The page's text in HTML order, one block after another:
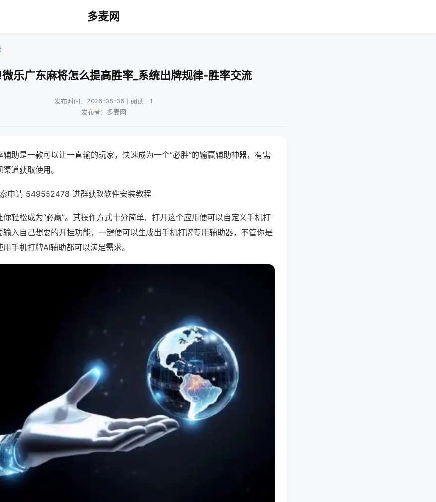
多麦网
乐广东麻将怎么提高胜率_系统出牌规律-胜率交流
发布时间：2026-08-06｜阅读：1
发布者：多麦网
助是一款可以让一直输的玩家，快速成为一个“必胜”的输赢辅助神器，有需
道获取使用。
申请 549552478 进群获取软件安装教程
轻松成为“必赢”。其操作方式十分简单，打开这个应用便可以自定义手机打
输入自己想要的开挂功能，一键便可以生成出手机打牌专用辅助器，不管你是
手机打牌AI辅助都可以满足需求。